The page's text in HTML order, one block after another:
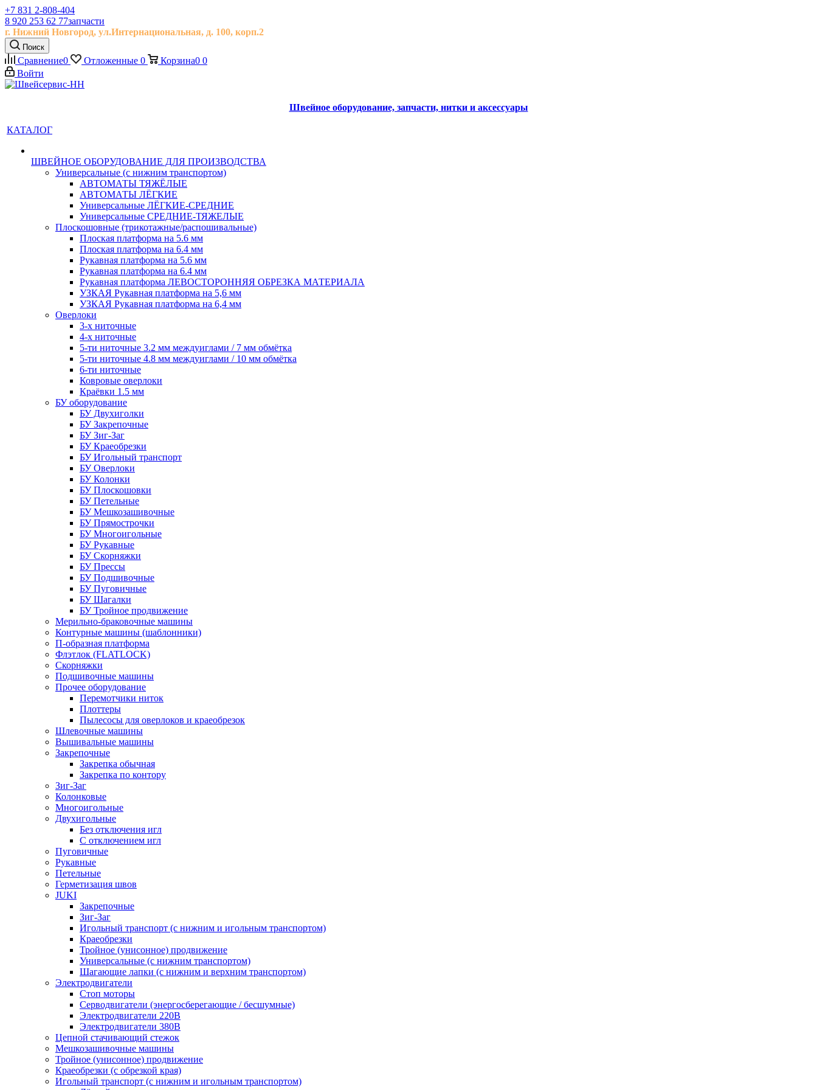
+7 831 2-808-404
8 920 253 62 77запчасти
г. Нижний Новгород, ул.Интернациональная, д. 100, корп.2
Поиск
Сравнение0 Отложенные 0 Корзина0 0
Войти
Швейное оборудование, запчасти, нитки и аксессуары
КАТАЛОГ
ШВЕЙНОЕ ОБОРУДОВАНИЕ ДЛЯ ПРОИЗВОДСТВА
Универсальные (с нижним транспортом)
АВТОМАТЫ ТЯЖЁЛЫЕ
АВТОМАТЫ ЛЁГКИЕ
Универсальные ЛЁГКИЕ-СРЕДНИЕ
Универсальные СРЕДНИЕ-ТЯЖЕЛЫЕ
Плоскошовные (трикотажные/распошивальные)
Плоская платформа на 5.6 мм
Плоская платформа на 6.4 мм
Рукавная платформа на 5.6 мм
Рукавная платформа на 6.4 мм
Рукавная платформа ЛЕВОСТОРОННЯЯ ОБРЕЗКА МАТЕРИАЛА
УЗКАЯ Рукавная платформа на 5,6 мм
УЗКАЯ Рукавная платформа на 6,4 мм
Оверлоки
3-х ниточные
4-х ниточные
5-ти ниточные 3.2 мм междуиглами / 7 мм обмётка
5-ти ниточные 4.8 мм междуиглами / 10 мм обмётка
6-ти ниточные
Ковровые оверлоки
Краёвки 1.5 мм
БУ оборудование
БУ Двухиголки
БУ Закрепочные
БУ Зиг-Заг
БУ Краеобрезки
БУ Игольный транспорт
БУ Оверлоки
БУ Колонки
БУ Плоскошовки
БУ Петельные
БУ Мешкозашивочные
БУ Прямострочки
БУ Многоигольные
БУ Рукавные
БУ Скорняжки
БУ Прессы
БУ Подшивочные
БУ Пуговичные
БУ Шагалки
БУ Тройное продвижение
Мерильно-браковочные машины
Контурные машины (шаблонники)
П-образная платформа
Флэтлок (FLATLOCK)
Скорняжки
Подшивочные машины
Прочее оборудование
Перемотчики ниток
Плоттеры
Пылесосы для оверлоков и краеобрезок
Шлевочные машины
Вышивальные машины
Закрепочные
Закрепка обычная
Закрепка по контору
Зиг-Заг
Колонковые
Многоигольные
Двухигольные
Без отключения игл
С отключением игл
Пуговичные
Рукавные
Петельные
Герметизация швов
JUKI
Закрепочные
Зиг-Заг
Игольный транспорт (с нижним и игольным транспортом)
Краеобрезки
Тройное (унисонное) продвижение
Универсальные (с нижним транспортом)
Шагающие лапки (с нижним и верхним транспортом)
Электродвигатели
Стоп моторы
Серводвигатели (энергосберегающие / бесшумные)
Электродвигатели 220В
Электродвигатели 380В
Цепной стачивающий стежок
Мешкозашивочные машины
Тройное (унисонное) продвижение
Краеобрезки (с обрезкой края)
Игольный транспорт (с нижним и игольным транспортом)